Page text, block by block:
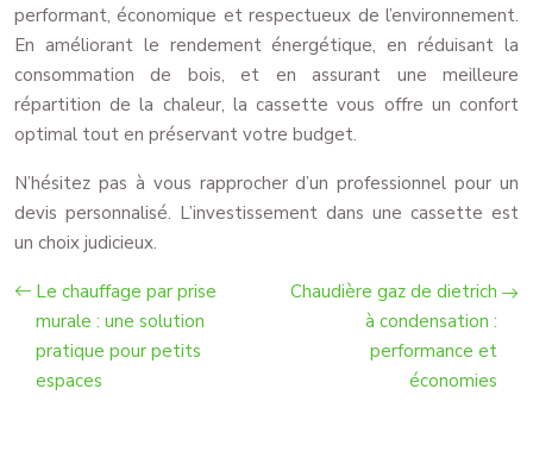
performant, économique et respectueux de l’environnement.
En améliorant le rendement énergétique, en réduisant la
consommation de bois, et en assurant une meilleure
répartition de la chaleur, la cassette vous offre un confort
optimal tout en préservant votre budget.
N’hésitez pas à vous rapprocher d’un professionnel pour un
devis personnalisé. L’investissement dans une cassette est
un choix judicieux.
Le chauffage par prise
murale : une solution
pratique pour petits
espaces
Chaudière gaz de dietrich
à condensation :
performance et
économies